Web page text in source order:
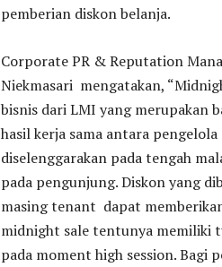
pemberian diskon belanja.
Corporate PR & Reputation
Niekmasari mengatakan,
bisnis dari LMI yang merupakan
hasil kerja sama antara
diselenggarakan pada tengah
pada pengunjung. Diskon yang
masing tenant dapat
midnight sale tentunya memiliki
pada moment high session. Bagi